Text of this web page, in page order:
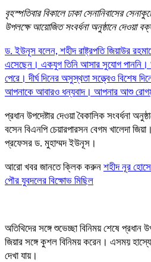
বৃহস্পতিবার বিকালে ঢাকা সেনানিবাসের
উপলক্ষে আয়োজিত সংবর্ধনা অনুষ্ঠানে দেওয়া
ড. ইউনূস বলেন, শহীদ রাষ্ট্রপতি জিয়াউর
এসেছেন। একযুগ তিনি আসার সুযোগ পাননি।
পেরে। দীর্ঘ দিনের অসুস্থতা সত্ত্বেও বিশেষ
আপনাকে আবারও ধন্যবাদ। আপনার আশু
প্রধান উপদেষ্টার দেওয়া বৈকালিক সংবর্ধনা
বসেন বিএনপি চেয়ারপারসন বেগম খালেদা
প্রফেসর ড. মুহাম্মদ ইউনূস।
আরো খবর জানতে ক্লিক করুন শহীদ নূর
পৌর যুবদলের বিক্ষোভ মিছিল
অতিথিদের সঙ্গে শুভেচ্ছা বিনিময় শেষে প্রধান
জিয়ার সঙ্গে কুশল বিনিময় করেন। এসময়
দেখা যায়।